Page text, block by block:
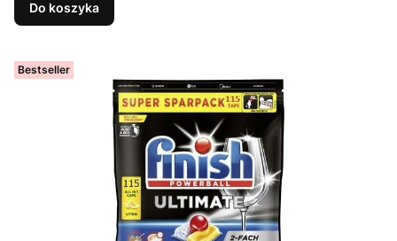
Do koszyka
Bestseller